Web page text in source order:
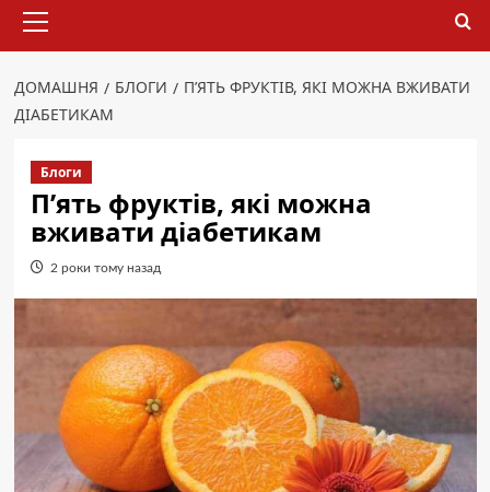
меню
ДОМАШНЯ БЛОГИ
П’ЯТЬ ФРУКТІВ, ЯКІ МОЖНА ВЖИВАТИ
ДІАБЕТИКАМ
Блоги
П’ять фруктів, які можна
вживати діабетикам
2 роки тому назад